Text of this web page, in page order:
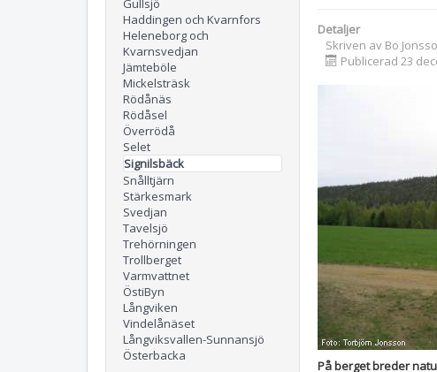
Haddingen och Kvarnfors
Heleneborg och
Kvarnsvedjan
Jämteböle
Mickelsträsk
Rödånäs
Rödåsel
Överrödå
Selet
Signilsbäck
Snålltjärn
Stärkesmark
Svedjan
Tavelsjö
Trehörningen
Trollberget
Varmvattnet
ÖstiByn
Långviken
Vindelånäset
Långviksvallen-Sunnansjö
Österbacka
Detaljer
Skriven av Bo
Publicerad 23
På berget breder